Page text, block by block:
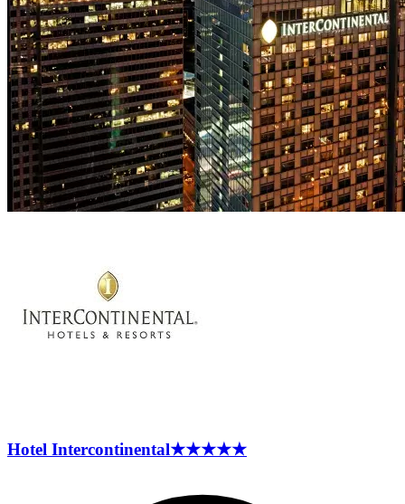
Hotel Intercontinental★★★★★